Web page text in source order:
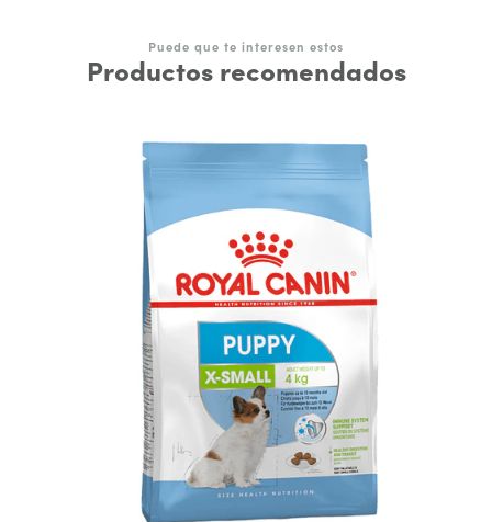
Puede que te interesen estos
Productos recomendados